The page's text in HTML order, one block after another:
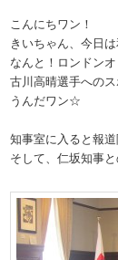
こんにちワン！
きいちゃん、今日
なんと！ロンドン
古川高晴選手への
うんだワン☆
知事室に入ると報
そして、仁坂知事